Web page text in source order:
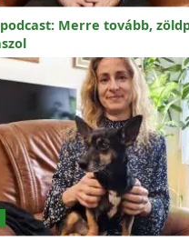
Merre tovább,